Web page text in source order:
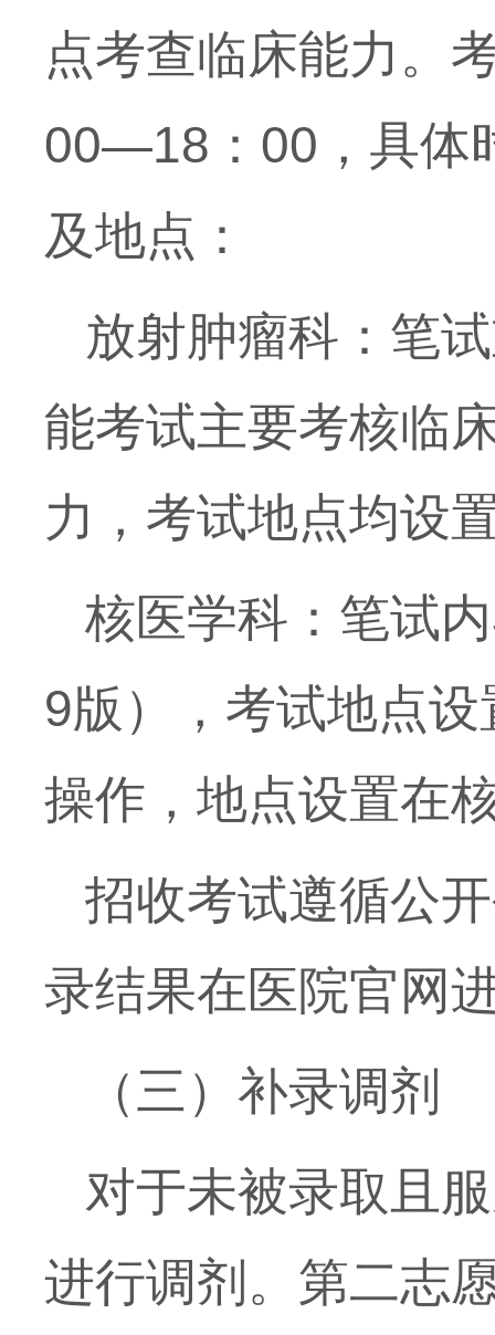
点考查临床能力。
00—18 ： 00 ，具
及地点：
放射肿瘤科：笔
能考试主要考核临
力，考试地点均设
核医学科：笔试
9版），考试地点
操作，地点设置在
招收考试遵循公
录结果在医院官网
（三）补录调剂
对于未被录取且
进行调剂。第二志